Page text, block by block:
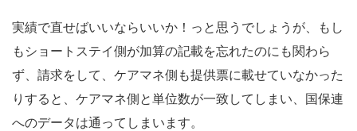
実績で直せばいいならいいか！っと思うでしょうが、もし
もショートステイ側が加算の記載を忘れたのにも関わら
ず、請求をして、ケアマネ側も提供票に載せていなかった
りすると、ケアマネ側と単位数が一致してしまい、国保連
へのデータは通ってしまいます。